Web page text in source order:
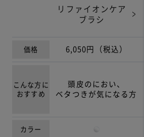
リファイオンケア
ブラシ
価格 6,050円（税込）
こんな方に
おすすめ
頭皮のにおい、
ベタつきが気になる方
カラー